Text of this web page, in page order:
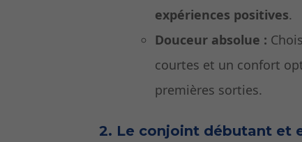
expériences positives.
Douceur absolue :
courtes et un confort
premières sorties.
2. Le conjoint débutant et